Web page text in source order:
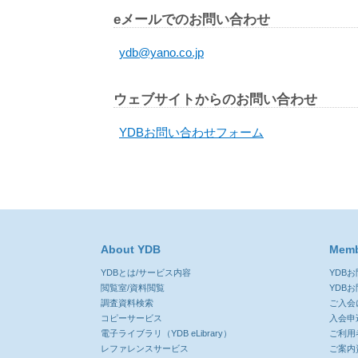
eメールでのお問い合わせ
ydb@yano.co.jp
ウェブサイトからのお問い合わせ
YDBお問い合わせフォーム
About YDB
YDBとは/サービス内容
閲覧室/資料閲覧
調査資料検索
コピーサービス
電子ライブラリ（YDB eLibrary）
レファレンスサービス
YDBお
YDBお
ご入
入会
ご利
ご案